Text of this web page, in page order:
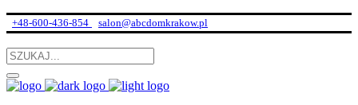
+48-600-436-854 salon@abcdomkrakow.pl